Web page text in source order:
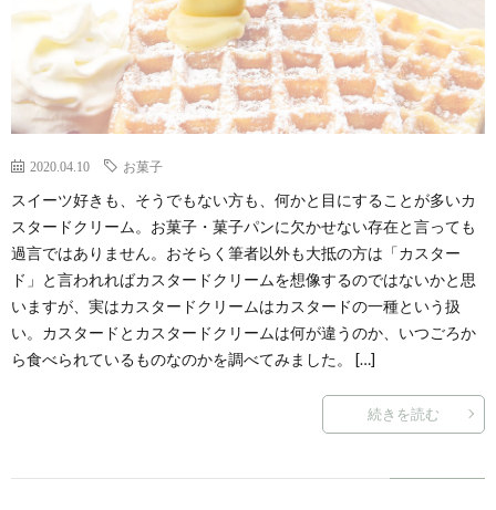
2020.04.10 お菓子
スイーツ好きも、そうでもない方も、何かと目にすることが多いカ
スタードクリーム。お菓子・菓子パンに欠かせない存在と言っても
過言ではありません。おそらく筆者以外も大抵の方は「カスター
ド」と言われればカスタードクリームを想像するのではないかと思
いますが、実はカスタードクリームはカスタードの一種という扱
い。カスタードとカスタードクリームは何が違うのか、いつごろか
ら食べられているものなのかを調べてみました。 […]
続きを読む